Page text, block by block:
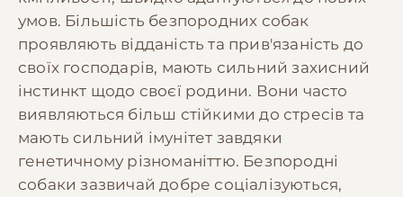
умов. Більшість безпородних собак
проявляють відданість та прив'язаність до
своїх господарів, мають сильний захисний
інстинкт щодо своєї родини. Вони часто
виявляються більш стійкими до стресів та
мають сильний імунітет завдяки
генетичному різноманіттю. Безпородні
собаки зазвичай добре соціалізуються,